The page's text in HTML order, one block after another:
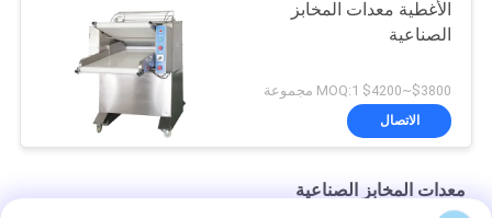
الأغطية معدات المخابز
الصناعية
$3800~$4200 MOQ:1 مجموعة
الاتصال
معدات المخابز الصناعية